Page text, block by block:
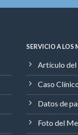
SERVICIO A LOS
Artículo del
Caso
Datos de
Foto del